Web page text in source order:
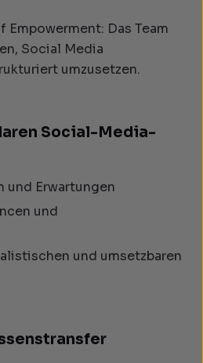
Empowerment: Das Team
Social Media
umzusetzen.
Social-Media-
und Erwartungen
und
und umsetzbaren